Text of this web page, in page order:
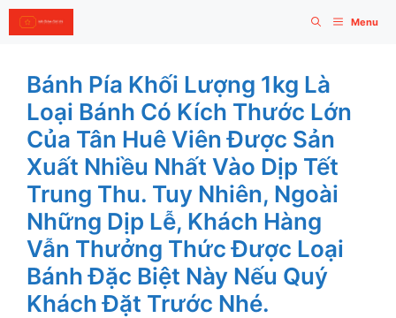
Skip
to
Menu
Bánh Pía Khối Lượng 1kg Là
Loại Bánh Có Kích Thước Lớn
Của Tân Huê Viên Được Sản
Xuất Nhiều Nhất Vào Dịp Tết
Trung Thu. Tuy Nhiên, Ngoài
Những Dịp Lễ, Khách Hàng
Vẫn Thưởng Thức Được Loại
Bánh Đặc Biệt Này Nếu Quý
Khách Đặt Trước Nhé.